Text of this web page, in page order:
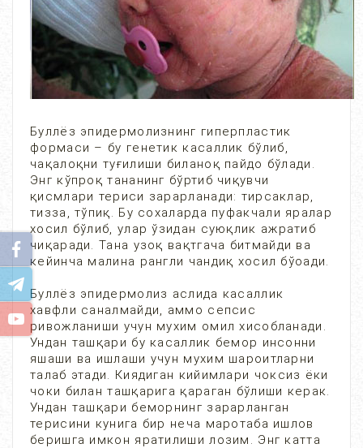
Буллёз эпидермолизнинг гиперпластик
формаси – бу генетик касаллик бўлиб,
чақалоқни туғилиши биланоқ пайдо бўлади.
Энг кўпроқ тананинг бўртиб чиқувчи
қисмлари териси зарарланади: тирсаклар,
тизза, тўпиқ. Бу сохаларда пуфакчали яралар
хосил бўлиб, улар ўзидан суюқлик ажратиб
чиқаради. Тана узоқ вақтгача битмайди ва
кейинча малина рангли чандиқ хосил бўоади.
Буллёз эпидермолиз аслида касаллик
хавфли саналмайди, аммо сепсис
ривожланиши учун мухим омил хисобланади.
Ундан ташқари бу касаллик бемор инсонни
яшаши ва ишлаши учун мухим шароитларни
талаб этади. Киядиган кийимлари чоксиз ёки
чоки билан ташқарига қараган бўлиши керак.
Ундан ташқари беморнинг зарарланган
терисини кунига бир неча маротаба ишлов
беришга имкон яратилиши лозим. Энг катта